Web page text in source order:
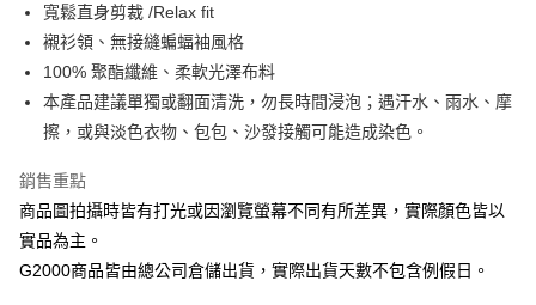
華南商業銀行
上海商業儲蓄銀行
國泰世華商業銀行
臺灣中小企業銀行
台中商業銀行
匯豐（台灣）商業銀行
華泰商業銀行
聯邦商業銀行
遠東國際商業銀行
元大商業銀行
台新國際商業銀行
中國信託商業銀行
台灣樂天信用卡公司
Apple Pay
街口支付
悠遊付
Google Pay
全盈+PAY
AFTEE先享後付
寬鬆直身剪裁 /Relax fit
襯衫領、無接縫蝙蝠袖風格
100% 聚酯纖維、柔軟光澤布料
本產品建議單獨或翻面清洗，勿長時間浸泡；遇汗水、雨水、摩
擦，或與淡色衣物、包包、沙發接觸可能造成染色。
銷售重點
商品圖拍攝時皆有打光或因瀏覽螢幕不同有所差異，實際顏色皆以
實品為主。
G2000商品皆由總公司倉儲出貨，實際出貨天數不包含例假日。